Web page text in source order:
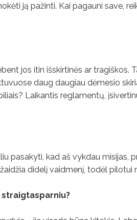
ją pažinti. Kai pagauni save,
jos itin išskirtinės ar tragiškos.
daug daugiau dėmesio
Laikantis reglamentų,
pasakyti, kad aš vykdau misijas,
didelį vaidmenį, todėl pilotui
straigtasparniu?